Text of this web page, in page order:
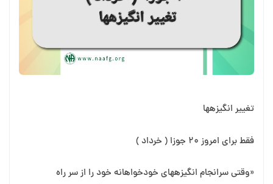
تغییر انگیزه⁯ها
فقط برای امروز ۲۰ جوزا ( خرداد )
«وقتی سرانجام انگیزه⁯های خودخواهانه خود را از سر راه